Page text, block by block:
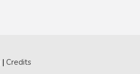
| Credits